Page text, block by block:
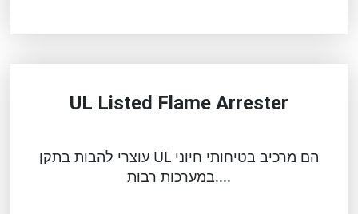
UL Listed Flame Arrester
עוצרי להבות בתקן UL הם מרכיב בטיחותי חיוני
במערכות רבות....